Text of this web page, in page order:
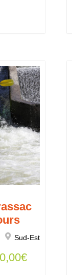
Sud-Est
€